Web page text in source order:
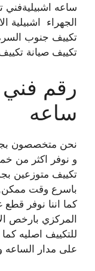
ساعه اشبيليةفني
الجهراء اشبيلية
تكييف جنوب
تكييف صيانة
ساعه
نحن متخصصون
و نوفر اكثر من
تكييف متوزعين
باسرع وقت
كما اننا نوفر قطع
المركزي بارخص
للتكييف اصليه
على مدار الساعه